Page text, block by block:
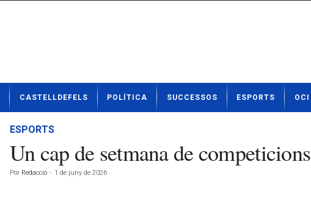
t
CASTELLDEFELS POLÍTICA SUCCESSOS ESPORTS OCI
ESPORTS
Un cap de setmana de
Por Redacció - 1 de juny de 2026